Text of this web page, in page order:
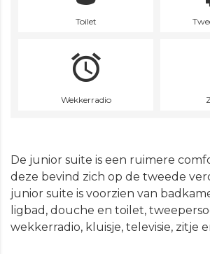
Toilet
Wekkerradio
De junior suite is een ruimere
deze bevind zich op de tweede
junior suite is voorzien van
ligbad, douche en toilet,
wekkerradio, kluisje, televisie, zitje